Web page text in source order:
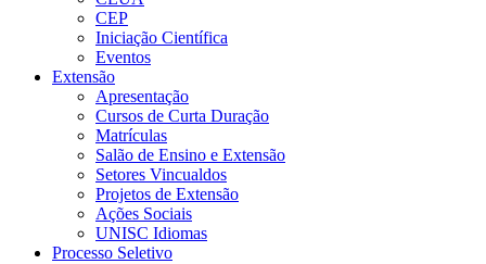
CEP
Iniciação Científica
Eventos
Extensão
Apresentação
Cursos de Curta Duração
Matrículas
Salão de Ensino e Extensão
Setores Vincualdos
Projetos de Extensão
Ações Sociais
UNISC Idiomas
Processo Seletivo